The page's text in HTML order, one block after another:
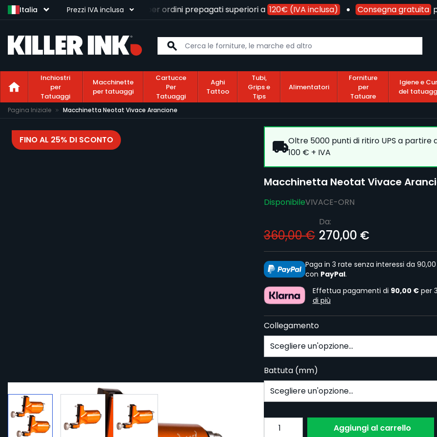
Italia Prezzi IVA inclusa
Consegna gratuita per ordini prepagati superiori a 120€ (IVA inclusa) Consegna gratuita
Inchiostri
per
Tatuaggi
Macchinette
per tatuaggi
Cartucce
Per
Tatuaggi
Aghi
Tattoo
Tubi,
Grips e
Tips
Alimentatori
Forniture
per
Tatuare
Igiene e
del
Salta al contenuto
Pagina Iniziale Macchinetta Neotat Vivace Arancione
FINO AL 25% DI SCONTO
View larger imageView larger image
Oltre 5000 punti di ritiro UPS a
100 € + IVA
Macchinetta Neotat Vivace
DisponibileVIVACE-ORN
360,00 €
Da:
270,00 €
Paga in 3 rate senza interessi da
con PayPal.
Effettua pagamenti di 90,00 €per
di più
Collegamento
Battuta (mm)
Subscribe to back in stock notification
Quantita Aggiungi al carrello